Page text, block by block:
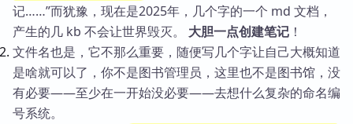
记……”而犹豫，现在是2025年，几个字的一个 md 文档，
产生的几 kb 不会让世界毁灭。 大胆一点创建笔记 ！
文件名也是，它不那么重要，随便写几个字让自己大概知道
是啥就可以了，你不是图书管理员，这里也不是图书馆，没
有必要——至少在一开始没必要——去想什么复杂的命名编
号系统。